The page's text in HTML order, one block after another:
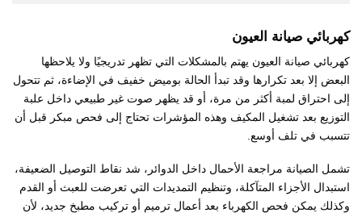
كهربائي صيانة العيون
كهربائي صيانة العيون يهتم بالمشكلات التي تظهر تدريجيًا ولا يلاحظها
البعض إلا بعد تكرارها وقد تبدأ الحالة بوميض خفيف في الإضاءة، ثم تتحول
إلى احتراق لمبة أكثر من مرة، أو قد يظهر صوت غير طبيعي داخل علبة
التوزيع بعد تشغيل المكيف وهذه المؤشرات تحتاج إلى فحص مبكر قبل أن
تتسبب في تلف أوسع.
تشمل الصيانة مراجعة الأحمال داخل الدوائر، شد نقاط التوصيل الضعيفة،
استبدال الأجزاء المتآكلة، وتنظيم التمديدات التي تعرضت للعبث أو القدم
وكذلك يمكن فحص الكهرباء بعد أعمال ترميم أو تركيب مطبخ جديد، لأن